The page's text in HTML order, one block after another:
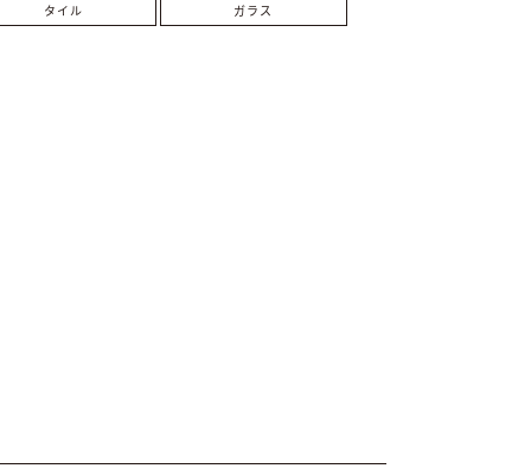
タイル ガラス